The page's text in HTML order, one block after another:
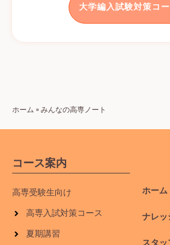
大学編入試験対策コ
ホーム »みんなの高専ノート
コース案内
高専受験生向け
高専入試対策コース
夏期講習
ホーム
ナレッ